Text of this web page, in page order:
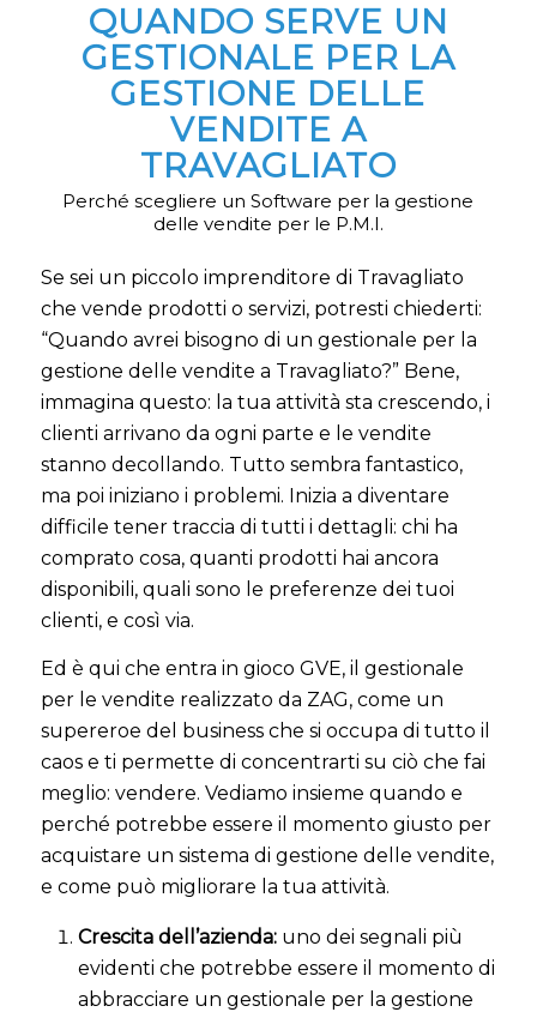
QUANDO SERVE UN
GESTIONALE PER LA
GESTIONE DELLE
VENDITE A
TRAVAGLIATO
Perché scegliere un Software per la gestione
delle vendite per le P.M.I.
Se sei un piccolo imprenditore di Travagliato
che vende prodotti o servizi, potresti chiederti:
“Quando avrei bisogno di un gestionale per la
gestione delle vendite a Travagliato?” Bene,
immagina questo: la tua attività sta crescendo, i
clienti arrivano da ogni parte e le vendite
stanno decollando. Tutto sembra fantastico,
ma poi iniziano i problemi. Inizia a diventare
difficile tener traccia di tutti i dettagli: chi ha
comprato cosa, quanti prodotti hai ancora
disponibili, quali sono le preferenze dei tuoi
clienti, e così via.
Ed è qui che entra in gioco GVE, il gestionale
per le vendite realizzato da ZAG, come un
supereroe del business che si occupa di tutto il
caos e ti permette di concentrarti su ciò che fai
meglio: vendere. Vediamo insieme quando e
perché potrebbe essere il momento giusto per
acquistare un sistema di gestione delle vendite,
e come può migliorare la tua attività.
Crescita dell’azienda: uno dei segnali più
evidenti che potrebbe essere il momento di
abbracciare un gestionale per la gestione